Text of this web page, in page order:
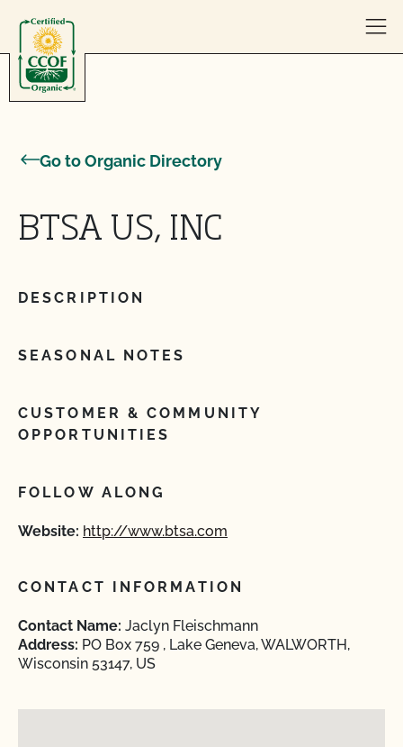
Go to Organic Directory
BTSA US, INC
DESCRIPTION
SEASONAL NOTES
CUSTOMER & COMMUNITY
OPPORTUNITIES
FOLLOW ALONG
Website: http://www.btsa.com
CONTACT INFORMATION
Contact Name: Jaclyn Fleischmann
Address: PO Box 759 , Lake Geneva, WALWORTH,
Wisconsin 53147, US